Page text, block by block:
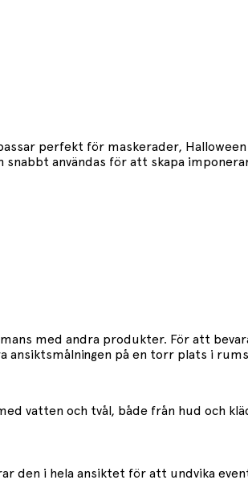
perfekt för maskerader,
användas för att skapa
med andra produkter. För att
ansiktsmålningen på en torr plats i
vatten och tvål, både från hud och
den i hela ansiktet för att undvika